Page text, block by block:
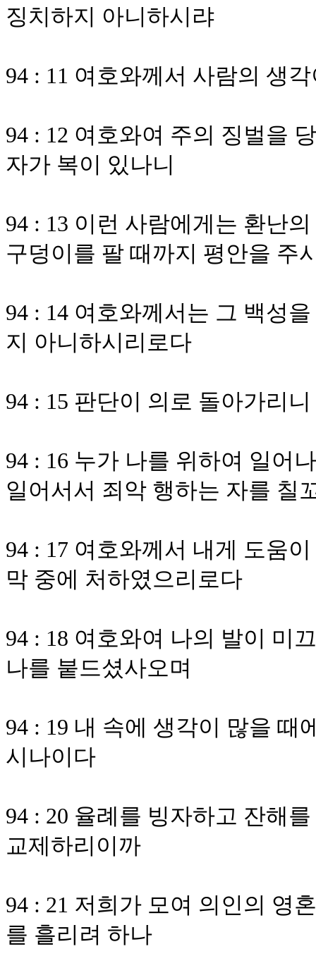
징치하지 아니하시랴
94 : 11 여호와께서 사람의 생
94 : 12 여호와여 주의 징벌을
자가 복이 있나니
94 : 13 이런 사람에게는 환난
구덩이를 팔 때까지 평안을 주
94 : 14 여호와께서는 그 백성
지 아니하시리로다
94 : 15 판단이 의로 돌아가리
94 : 16 누가 나를 위하여 일어
일어서서 죄악 행하는 자를 칠
94 : 17 여호와께서 내게 도움
막 중에 처하였으리로다
94 : 18 여호와여 나의 발이 미
나를 붙드셨사오며
94 : 19 내 속에 생각이 많을 때
시나이다
94 : 20 율례를 빙자하고 잔해
교제하리이까
94 : 21 저희가 모여 의인의 영
를 흘리려 하나